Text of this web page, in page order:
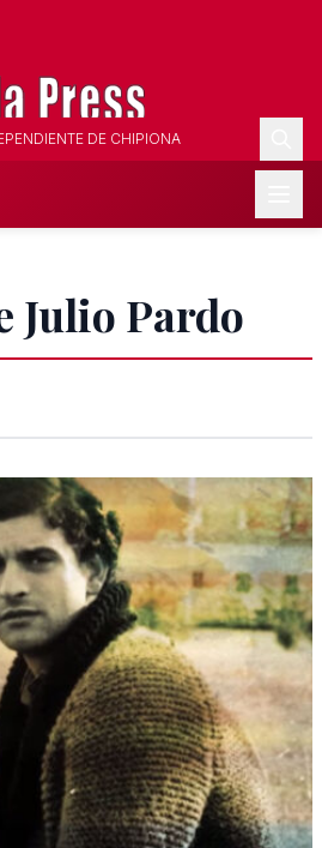
DE CHIPIONA
Julio Pardo